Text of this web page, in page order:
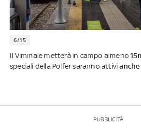
6/15
Il Viminale metterà in campo almeno
speciali della Polfer saranno attivi
PUBBLICITÀ